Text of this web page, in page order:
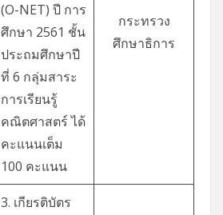
(O-NET) ปี การ
ศึกษา 2561 ชั้น
ประถมศึกษาปี
ที่ 6 กลุ่มสาระ
การเรียนรู้
คณิตศาสตร์ ได้
คะแนนเต็ม
100 คะแนน
กระทรวง
ศึกษาธิการ
3. เกียรติบัตร